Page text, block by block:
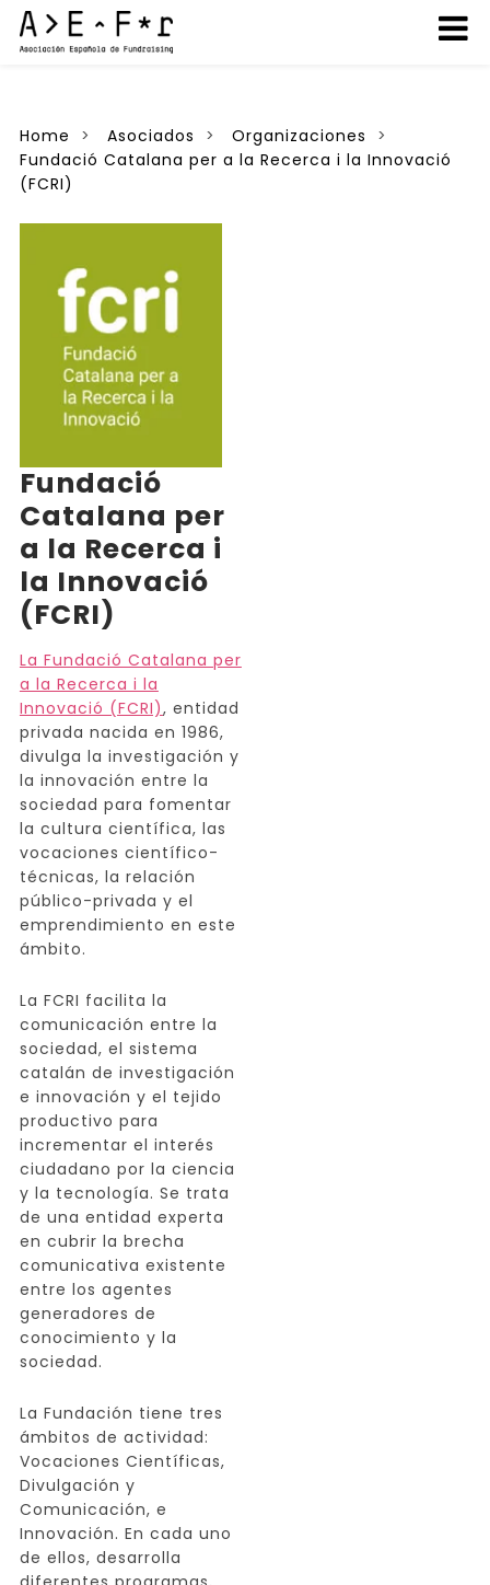
Home Asociados
Organizaciones
Fundació Catalana per a la Recerca i la Innovació
(FCRI)
Fundació
Catalana per
a la Recerca i
la Innovació
(FCRI)
La Fundació Catalana per
a la Recerca i la
Innovació (FCRI), entidad
privada nacida en 1986,
divulga la investigación y
la innovación entre la
sociedad para fomentar
la cultura científica, las
vocaciones científico-
técnicas, la relación
público-privada y el
emprendimiento en este
ámbito.
La FCRI facilita la
comunicación entre la
sociedad, el sistema
catalán de investigación
e innovación y el tejido
productivo para
incrementar el interés
ciudadano por la ciencia
y la tecnología. Se trata
de una entidad experta
en cubrir la brecha
comunicativa existente
entre los agentes
generadores de
conocimiento y la
sociedad.
La Fundación tiene tres
ámbitos de actividad:
Vocaciones Científicas,
Divulgación y
Comunicación, e
Innovación. En cada uno
de ellos, desarrolla